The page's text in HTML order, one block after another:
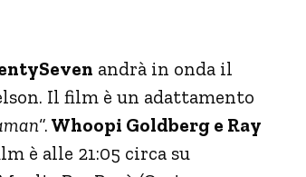
andrà in onda il
Il film è un adattamento
“. Whoopi Goldberg e Ray
è alle 21:05 circa su